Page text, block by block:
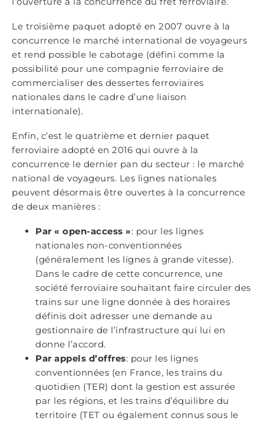
Le troisième paquet adopté en 2007 ouvre à la
concurrence le marché international de voyageurs
et rend possible le cabotage (défini comme la
possibilité pour une compagnie ferroviaire de
commercialiser des dessertes ferroviaires
nationales dans le cadre d’une liaison
internationale).
Enfin, c’est le quatrième et dernier paquet
ferroviaire adopté en 2016 qui ouvre à la
concurrence le dernier pan du secteur : le marché
national de voyageurs. Les lignes nationales
peuvent désormais être ouvertes à la concurrence
de deux manières :
Par « open-access »: pour les lignes
nationales non-conventionnées
(généralement les lignes à grande vitesse).
Dans le cadre de cette concurrence, une
société ferroviaire souhaitant faire circuler des
trains sur une ligne donnée à des horaires
définis doit adresser une demande au
gestionnaire de l’infrastructure qui lui en
donne l’accord.
Par appels d’offres: pour les lignes
conventionnées (en France, les trains du
quotidien (TER) dont la gestion est assurée
par les régions, et les trains d’équilibre du
territoire (TET ou également connus sous le